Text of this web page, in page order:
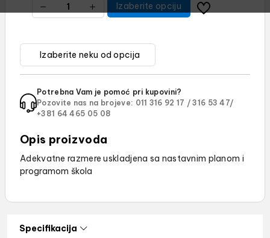
Izaberite opciju
Potrebna Vam je pomoć pri kupovini?
Pozovite nas na brojeve: 011 316 92 17 / 316 53 47/
+381 64 465 05 08
Opis proizvoda
Adekvatne razmere uskladjena sa nastavnim planom i
programom škola
Specifikacija